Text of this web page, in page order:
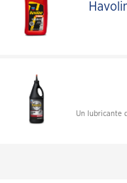
Un lubricante